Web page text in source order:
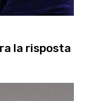
la risposta